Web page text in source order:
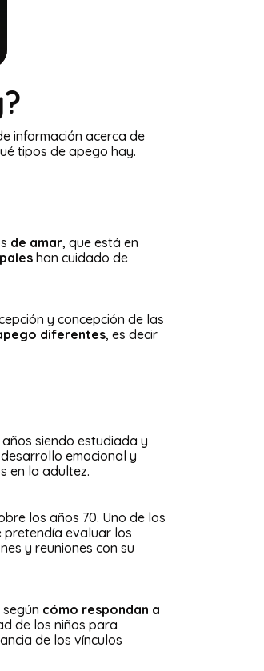
información acerca de
tipos de apego hay.
de amar, que está en
han cuidado de
y concepción de las
diferentes, es decir
siendo estudiada y
emocional y
en la adultez.
los años 70. Uno de los
pretendía evaluar los
y reuniones con su
cómo respondan a
de los niños para
de los vínculos